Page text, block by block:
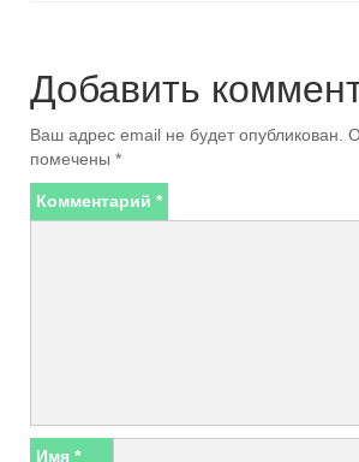
Добавить
Ваш адрес email не будет опубликован.
помечены *
Комментарий *
Имя *